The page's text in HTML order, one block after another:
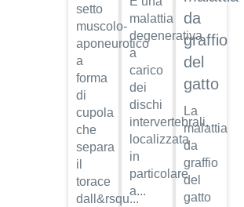
setto
muscolo-
aponeurotico
a
forma
di
cupola
che
separa
il
torace
dall&rsqu...
malattia
degenerativa
a
carico
dei
dischi
intervertebrali,
localizzata
in
particolare
a...
da
graffio
del
gatto
La
malattia
da
graffio
del
gatto